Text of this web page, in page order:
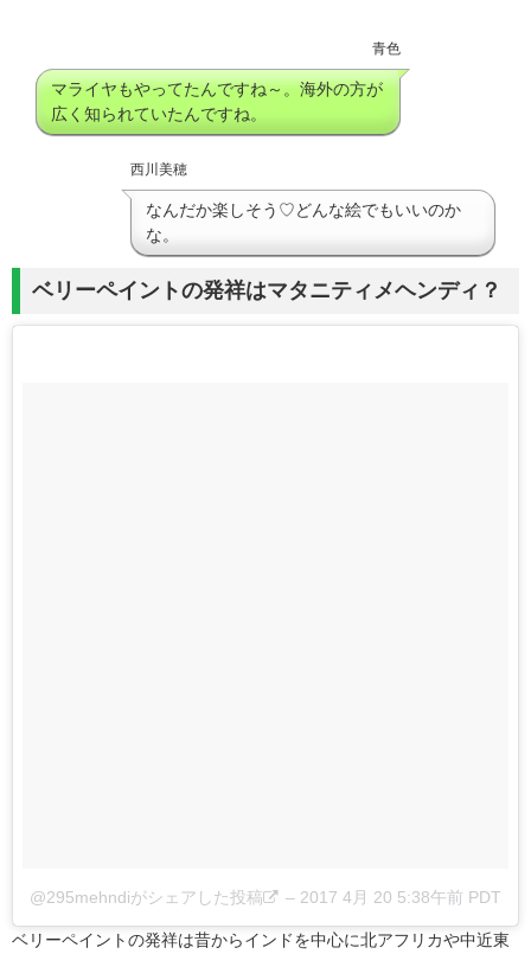
青色
マライヤもやってたんですね～。海外の方が
広く知られていたんですね。
西川美穂
なんだか楽しそう♡どんな絵でもいいのか
な。
ベリーペイントの発祥はマタニティメヘンディ？
@295mehndiがシェアした投稿 – 2017 4月 20 5:38午前 PDT
ベリーペイントの発祥は昔からインドを中心に北アフリカや中近東